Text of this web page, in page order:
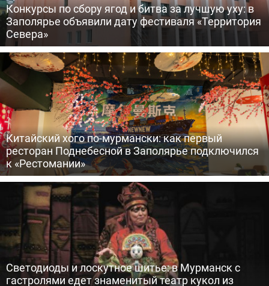
Конкурсы по сбору ягод и битва за лучшую уху: в
Заполярье объявили дату фестиваля «Территория
Севера»
Китайский хого по-мурмански: как первый
ресторан Поднебесной в Заполярье подключился
к «Рестомании»
Светодиоды и лоскутное шитье: в Мурманск с
гастролями едет знаменитый театр кукол из